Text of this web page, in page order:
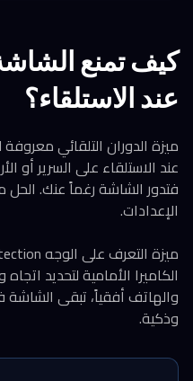
كيف تمنع
عند الاستلقاء؟
ميزة الدوران التلقائي
عند الاستلقاء على السرير أو
الإعدادات.
الكاميرا الأمامية لتحديد
والهاتف أفقياً، تبقى
وذكية.